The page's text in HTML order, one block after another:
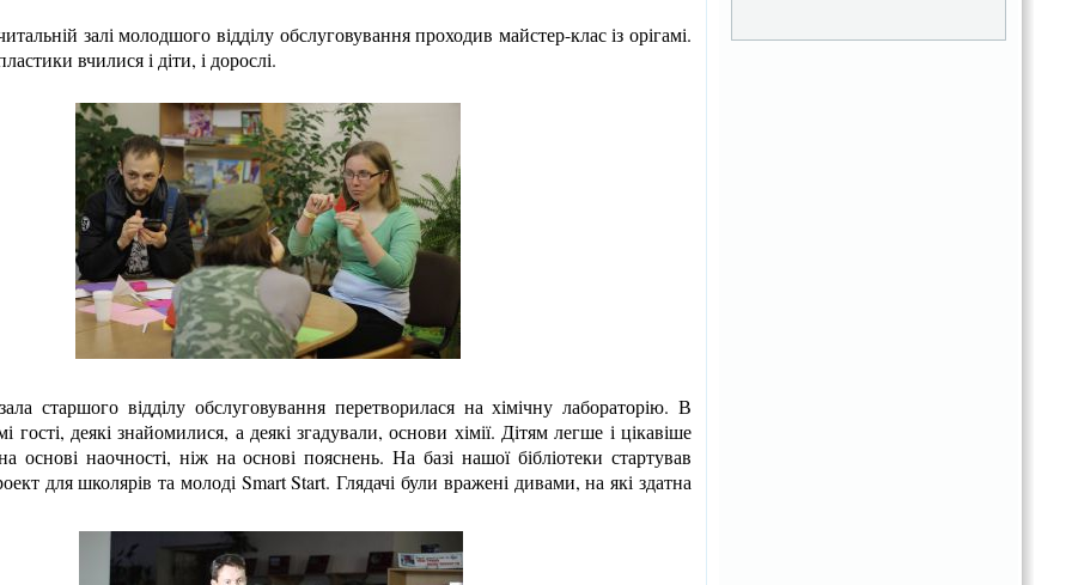
залі молодшого відділу обслуговування проходив майстер-клас із орігамі.
вчилися і діти, і дорослі.
старшого відділу обслуговування перетворилася на хімічну лабораторію. В
гості, деякі знайомилися, а деякі згадували, основи хімії. Дітям легше і цікавіше
основі наочності, ніж на основі пояснень. На базі нашої бібліотеки стартував
для школярів та молоді Smart Start. Глядачі були вражені дивами, на які здатна